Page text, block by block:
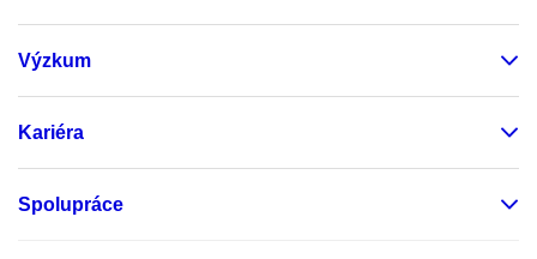
Výzkum
Kariéra
Spolupráce